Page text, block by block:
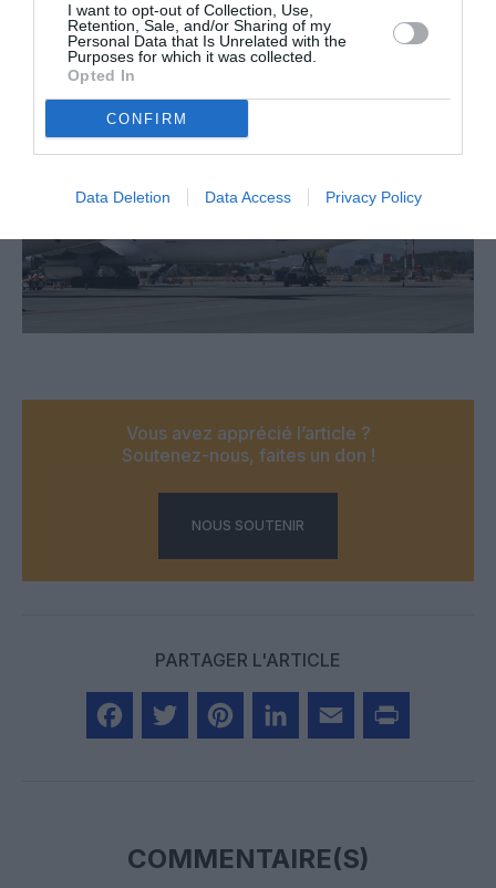
I want to opt-out of Collection, Use,
Retention, Sale, and/or Sharing of my
Personal Data that Is Unrelated with the
Purposes for which it was collected.
Opted In
CONFIRM
Data Deletion Data Access Privacy Policy
Vous avez apprécié l’article ?
Soutenez-nous, faites un don !
NOUS SOUTENIR
PARTAGER L'ARTICLE
COMMENTAIRE(S)